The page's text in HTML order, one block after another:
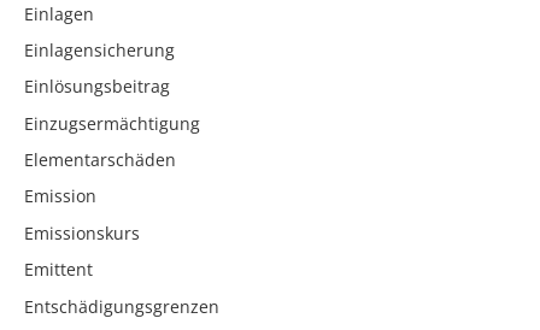
Einlagen
Einlagensicherung
Einlösungsbeitrag
Einzugsermächtigung
Elementarschäden
Emission
Emissionskurs
Emittent
Entschädigungsgrenzen